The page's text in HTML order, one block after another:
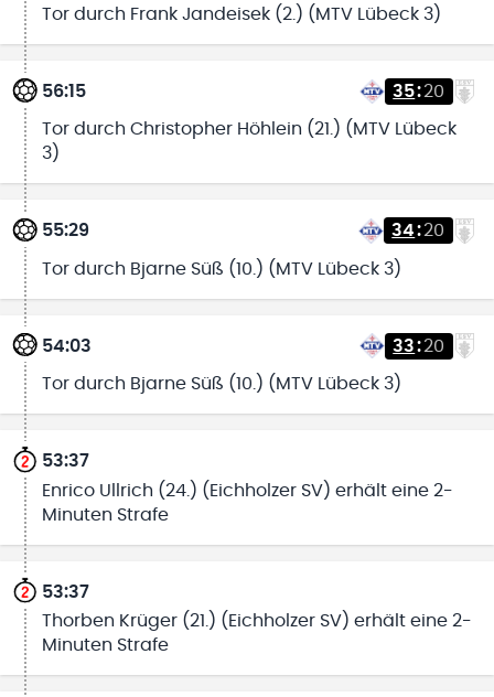
Tor durch Frank Jandeisek (2.) (MTV Lübeck 3)
56:15 35:20
Tor durch Christopher Höhlein (21.) (MTV Lübeck
3)
55:29 34:20
Tor durch Bjarne Süß (10.) (MTV Lübeck 3)
54:03 33:20
Tor durch Bjarne Süß (10.) (MTV Lübeck 3)
53:37
Enrico Ullrich (24.) (Eichholzer SV) erhält eine 2-
Minuten Strafe
53:37
Thorben Krüger (21.) (Eichholzer SV) erhält eine 2-
Minuten Strafe